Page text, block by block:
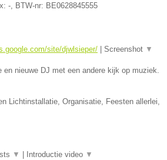
-, BTW-nr: BE0628845555
site/djwlsieper/ Screenshot ▼
en nieuwe DJ met een andere kijk op muziek.
Lichtinstallatie, Organisatie, Feesten allerlei,
▼ Introductie video ▼